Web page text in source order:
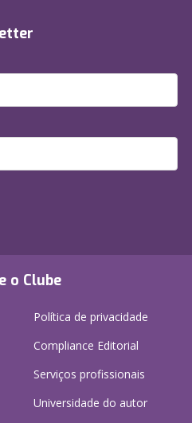
o Clube
Política de privacidade
Compliance Editorial
Serviços profissionais
Universidade do autor